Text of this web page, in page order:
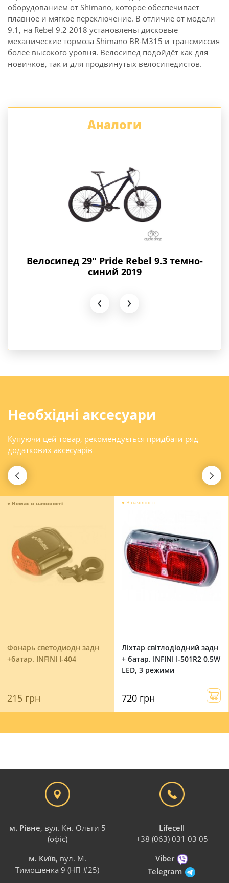
оборудованием от Shimano, которое обеспечивает
плавное и мягкое переключение. В отличие от модели
9.1, на Rebel 9.2 2018 установлены дисковые
механические тормоза Shimano BR-M315 и трансмиссия
более высокого уровня. Велосипед подойдёт как для
новичков, так и для продвинутых велосипедистов.
Аналоги
Велосипед 29" Pride Rebel 9.3 темно-
синий 2019
‹ ›
Необхідні аксесуари
Купуючи цей товар, рекомендується придбати ряд
додаткових аксесуарів
● Немає в наявності
Фонарь светодиодн задн
+батар. INFINI I-404
215 грн
● В наявності
Ліхтар світлодіодний задн
+ батар. INFINI I-501R2 0.5W
LED, 3 режими
720 грн
м. Рівне, вул. Кн. Ольги 5
(офіс)
м. Київ, вул. М.
Тимошенка 9 (НП #25)
Lifecell
+38 (063) 031 03 05
Viber
Telegram